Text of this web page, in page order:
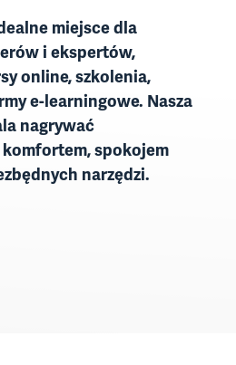
miejsce dla
i ekspertów,
online, szkolenia,
e-learningowe. Nasza
nagrywać
komfortem, spokojem
narzędzi.